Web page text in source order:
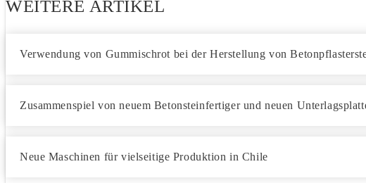
WEITERE ARTIKEL
Verwendung von Gummischrot bei der Herstellung von
Zusammenspiel von neuem Betonsteinfertiger und neuen
Neue Maschinen für vielseitige Produktion in Chile